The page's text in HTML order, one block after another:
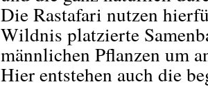
Die Rastafari nutzen
Wildnis platzierte
männlichen Pflanzen um
Hier entstehen auch die